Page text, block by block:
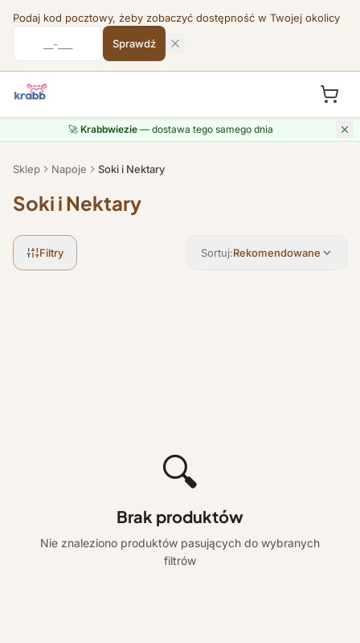
Podaj kod pocztowy, żeby zobaczyć dostępność w Twojej okolicy
Sprawdź
Przejdź do treści
🚀 Krabbwiezie— dostawa tego samego dnia
Sklep Napoje Soki i Nektary
Soki i Nektary
Filtry Sortuj:Rekomendowane
🔍
Brak produktów
Nie znaleziono produktów pasujących do wybranych
filtrów